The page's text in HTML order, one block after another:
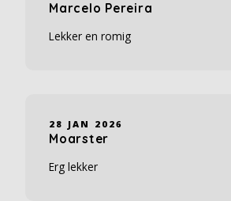
Marcelo Pereira
Lekker en romig
28 JAN 2026
Moarster
Erg lekker